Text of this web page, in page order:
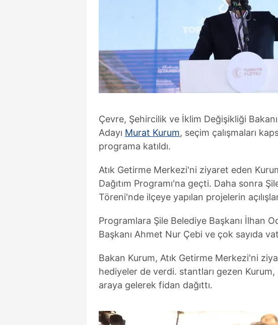
Çevre, Şehircilik ve İklim Değişikliği
Adayı Murat Kurum, seçim çalışmaları
programa katıldı.
Atık Getirme Merkezi'ni ziyaret eden
Dağıtım Programı'na geçti. Daha sonra
Töreni'nde ilçeye yapılan projelerin
Programlara Şile Belediye Başkanı İlhan
Başkanı Ahmet Nur Çebi ve çok sayıda
Bakan Kurum, Atık Getirme Merkezi'ni
hediyeler de verdi. stantları gezen
araya gelerek fidan dağıttı.